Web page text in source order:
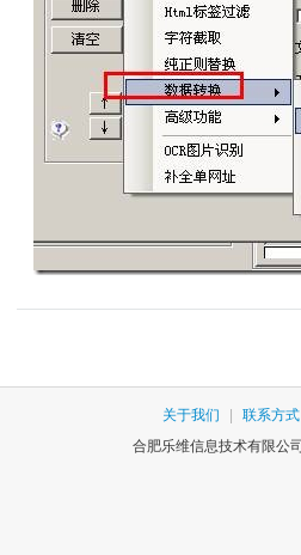
关于我们
联系方式
合肥乐维信息技术有限公